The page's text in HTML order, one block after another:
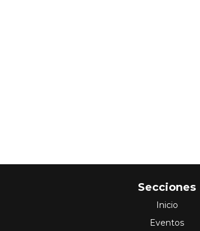
Secciones
Inicio
Eventos